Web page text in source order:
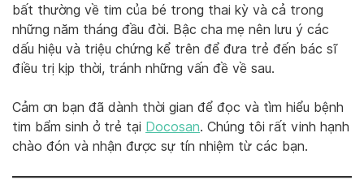
bất thường về tim của bé trong thai kỳ và cả trong
những năm tháng đầu đời. Bậc cha mẹ nên lưu ý các
dấu hiệu và triệu chứng kể trên để đưa trẻ đến bác sĩ
điều trị kịp thời, tránh những vấn đề về sau.
Cảm ơn bạn đã dành thời gian để đọc và tìm hiểu bệnh
tim bẩm sinh ở trẻ tại Docosan. Chúng tôi rất vinh hạnh
chào đón và nhận được sự tín nhiệm từ các bạn.